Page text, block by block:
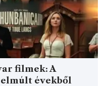
filmek: A
évekből